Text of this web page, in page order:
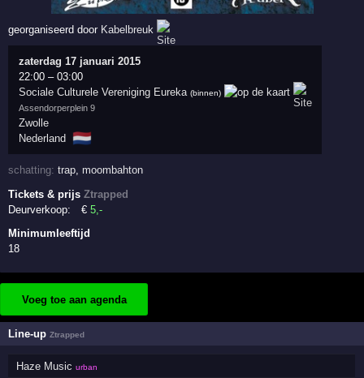
georganiseerd door Kabelbreuk
zaterdag 17 januari 2015
22:00 –03:00
Sociale Culturele Vereniging Eureka (binnen)
Assendorperplein 9
Zwolle
Nederland
🇳🇱
schatting:trap, moombahton
Tickets & prijsZtrapped
Deurverkoop:
€5 ,-
Minimumleeftijd
18
Voeg toe aan agenda
Line-upZtrapped
Haze Music urban